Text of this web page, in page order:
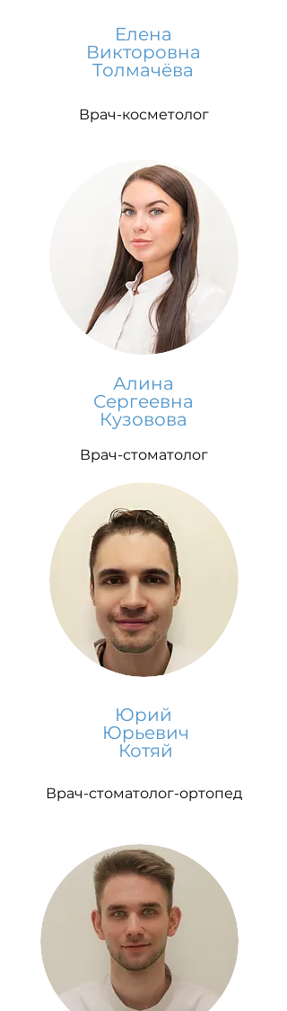
Елена
Викторовна
Толмачёва
Врач-косметолог
Алина
Сергеевна
Кузовова
Врач-стоматолог
Юрий
Юрьевич
Котяй
Врач-стоматолог-ортопед